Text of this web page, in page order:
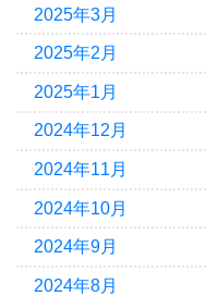
2025年3月
2025年2月
2025年1月
2024年12月
2024年11月
2024年10月
2024年9月
2024年8月